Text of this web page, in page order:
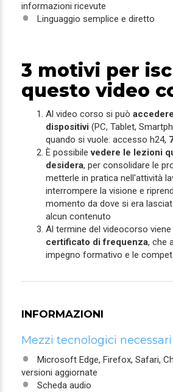
informazioni ricevute
Linguaggio semplice e diretto
3 motivi per
questo video
Al video corso si può
dispositivi (PC, Tablet,
quando si vuole: accesso h24,
È possibilevedere le lezioni
desidera, per consolidare le
metterle in pratica nell'attività
interrompere la visione e
momento da dove si era
alcun contenuto
Al termine del videocorso
certificato di frequenza, che
impegno formativo e le
INFORMAZIONI
Mezzi tecnologici necessari
Microsoft Edge, Firefox, Safari,
versioni aggiornate
Scheda audio